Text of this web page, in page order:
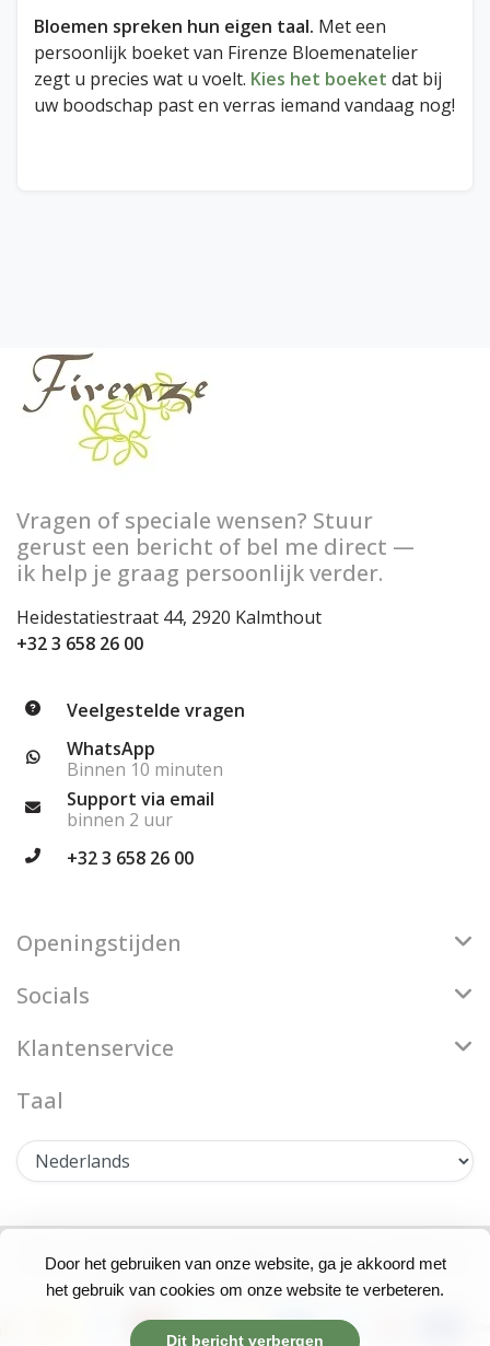
Door het gebruiken van onze website, ga je akkoord met
het gebruik van cookies om onze website te verbeteren.
Dit bericht verbergen
Bloemen spreken hun eigen taal. Met een
persoonlijk boeket van Firenze Bloemenatelier
zegt u precies wat u voelt. Kies het boeket dat bij
uw boodschap past en verras iemand vandaag nog!
Vragen of speciale wensen? Stuur
gerust een bericht of bel me direct —
ik help je graag persoonlijk verder.
Heidestatiestraat 44, 2920 Kalmthout
+32 3 658 26 00
Veelgestelde vragen
WhatsApp
Binnen 10 minuten
Support via email
binnen 2 uur
+32 3 658 26 00
Openingstijden
Socials
Klantenservice
Taal
© Copyright 2026 Firenze Bloemenatelier - Theme by
Frontlabel- Powered byLightspeed